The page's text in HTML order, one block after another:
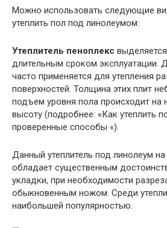
Можно использовать следующие
утеплить пол под линолеумом:
Утеплитель пеноплекс
длительным сроком эксплуатации.
часто применяется для утепления
поверхностей. Толщина этих плит
подъем уровня пола происходит на
высоту (подробнее: «Как утеплить
проверенные способы «).
Данный утеплитель под линолеум
обладает существенным
укладки, при необходимости
обыкновенным ножом. Среди
наибольшей популярностью.